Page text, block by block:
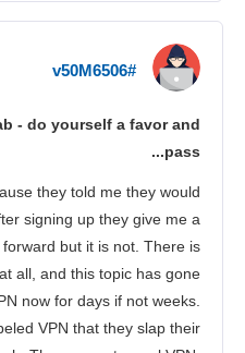
#v50M6506
- do yourself a favor and
pass...
they told me they would
signing up they give me a
but it is not. There is
all, and this topic has gone
now for days if not weeks.
VPN that they slap their